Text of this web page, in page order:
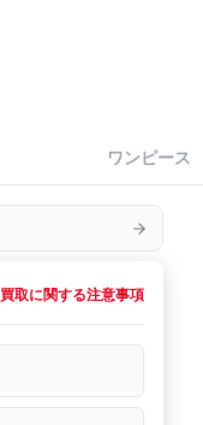
ワンピース
買取に関する注意事項